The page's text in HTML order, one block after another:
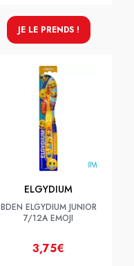
JE LE PRENDS !
ELGYDIUM
BDEN ELGYDIUM JUNIOR
7/12A EMOJI
3,75€